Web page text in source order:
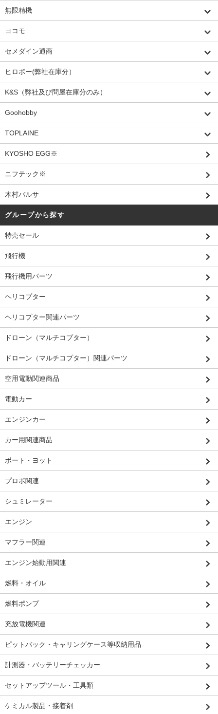
無限精機
ヨコモ
セメダイン通商
ヒロボー(弊社在庫分）
K&S（弊社及び問屋在庫分のみ）
Goohobby
TOPLAINE
KYOSHO EGG※
ニフテック※
木村バルサ
グループから探す
特売セール
飛行機
飛行機用パーツ
ヘリコプター
ヘリコプター関連パーツ
ドローン（マルチコプター）
ドローン（マルチコプター）関連パーツ
空用電動関連商品
電動カー
エンジンカー
カー用関連商品
ボート・ヨット
プロポ関連
シュミレーター
エンジン
マフラー関連
エンジン始動用関連
燃料・オイル
燃料ポンプ
充放電機関連
ピットバック・キャリングケース等収納用品
計測器・バッテリーチェッカー
セットアップツール・工具類
ケミカル製品・接着剤